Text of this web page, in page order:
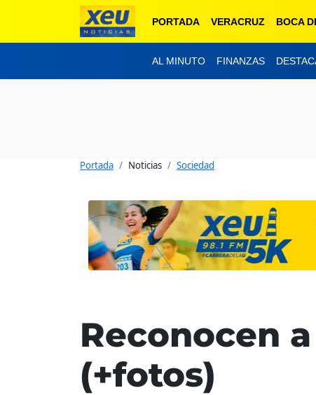
PORTADA VERACRUZ BOCA
AL MINUTO FINANZAS
Portada Noticias Sociedad
Reconocen
(+fotos)